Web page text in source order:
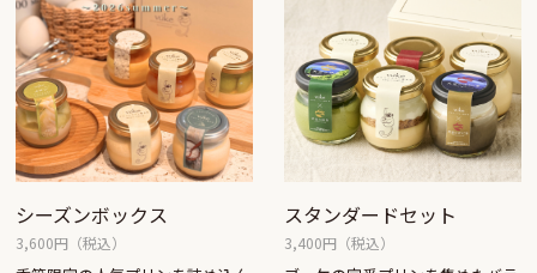
シーズンボックス
3,600円（税込）
スタンダードセット
3,400円（税込）